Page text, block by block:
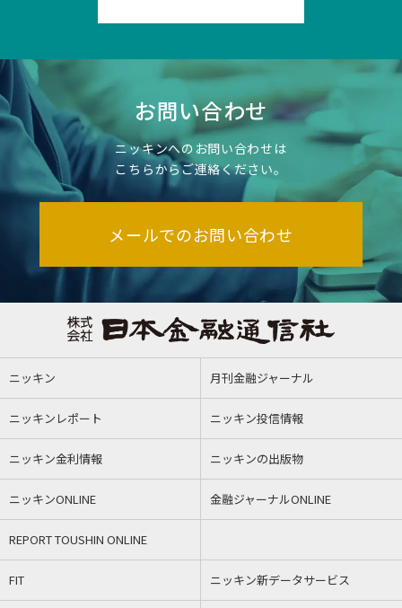
お問い合わせ
ニッキンへのお問い合わせは
こちらからご連絡ください。
メールでのお問い合わせ
ニッキン 月刊金融ジャーナル
ニッキンレポート ニッキン投信情報
ニッキン金利情報 ニッキンの出版物
ニッキンONLINE 金融ジャーナルONLINE
REPORT TOUSHIN ONLINE
FIT ニッキン新データサービス